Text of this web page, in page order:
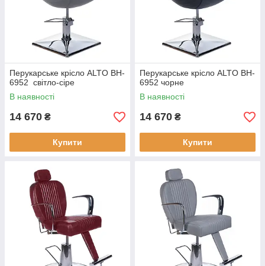
Перукарське крісло ALTO BH-
6952 світло-сіре
В наявності
14 670 ₴
Купити
Перукарське крісло ALTO BH-
6952 чорне
В наявності
14 670 ₴
Купити